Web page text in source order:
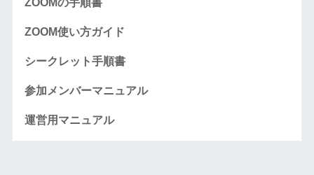
ZOOMの手順書
ZOOM使い方ガイド
シークレット手順書
参加メンバーマニュアル
運営用マニュアル